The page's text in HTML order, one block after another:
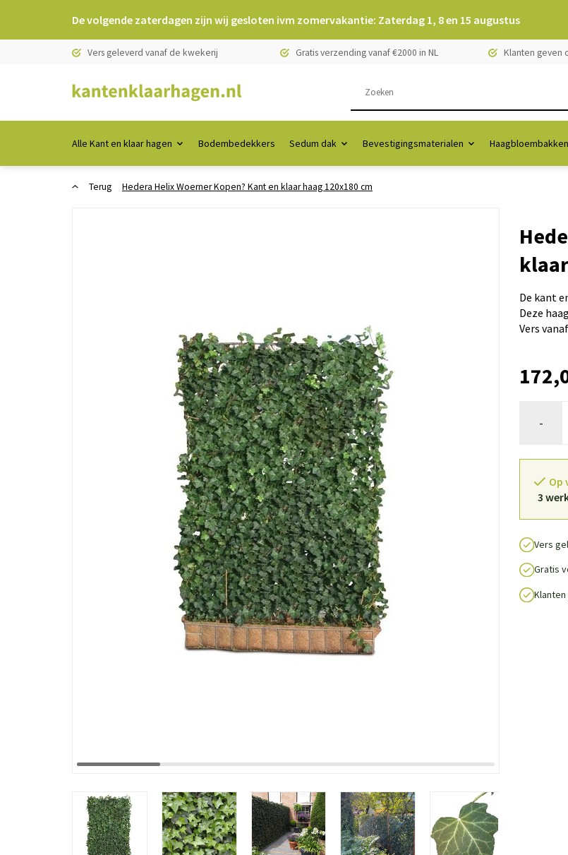
De volgende zaterdagen zijn wij gesloten ivm zomervakantie: Zaterdag 1, 8 en 15 augustus
Vers geleverd vanaf de kwekerij Gratis verzending vanaf €2000 in NL Klanten geven
Alle Kant en klaar hagen Bodembedekkers Sedum dak Bevestigingsmaterialen Haagbloembakken
Terug Hedera Helix Woerner Kopen? Kant en klaar haag 120x180 cm
De kant
Deze
Vers
-
Op
3
Vers
Gratis